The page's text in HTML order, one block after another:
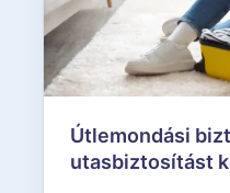
Útlemondási
utasbiztosítást